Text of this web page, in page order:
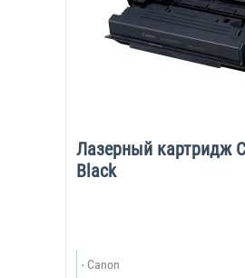
Лазерный картридж
Black
Canon